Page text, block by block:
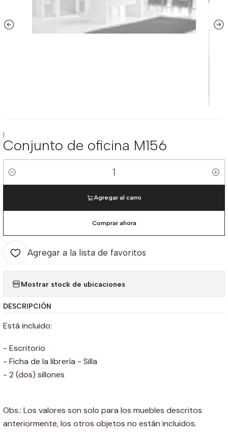
|
Conjunto de oficina M156
Cantidad
Agregar al carro
Comprar ahora
Agregar a la lista de favoritos
Mostrar stock de ubicaciones
DESCRIPCIÓN
Está incluido:
- Escritorio
- Ficha de la librería - Silla
- 2 (dos) sillones
Obs.: Los valores son solo para los muebles descritos
anteriormente, los otros objetos no están incluidos.